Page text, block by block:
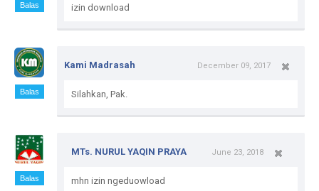
Balas izin download
Balas
Kami Madrasah December 09, 2017
Silahkan, Pak.
Balas
MTs. NURUL YAQIN PRAYA June 23, 2018
mhn izin ngeduowload